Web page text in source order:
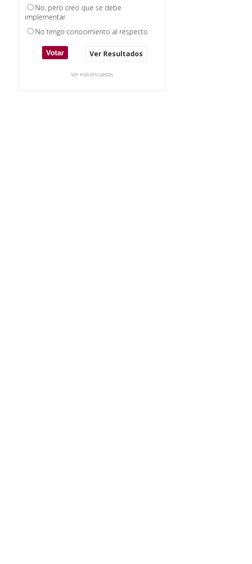
No, pero creo que se debe
implementar
No tengo conocimiento al respecto
Ver Resultados
Ver más encuestas